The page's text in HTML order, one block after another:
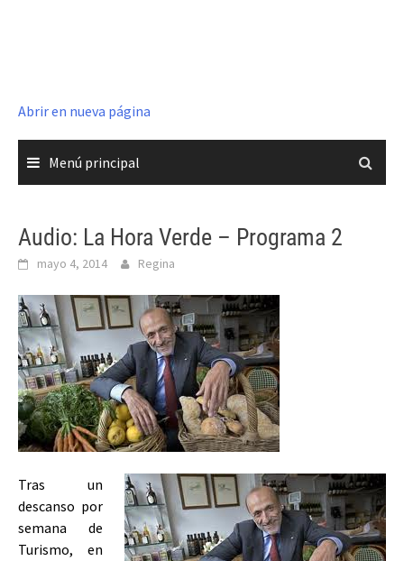
Abrir en nueva página
Menú principal
Audio: La Hora Verde – Programa 2
mayo 4, 2014 Regina
Tras un
descanso por
semana de
Turismo, en